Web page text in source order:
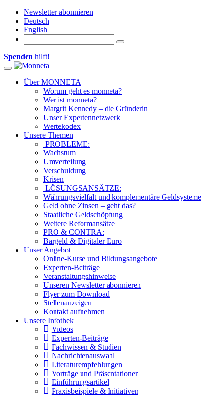
Newsletter abonnieren
Deutsch
English
Spenden hilft!
Toggle navigation
Über MONNETA
Worum geht es monneta?
Wer ist monneta?
Margrit Kennedy – die Gründerin
Unser Expertennetzwerk
Wertekodex
Unsere Themen
PROBLEME:
Wachstum
Umverteilung
Verschuldung
Krisen
LÖSUNGSANSÄTZE:
Währungsvielfalt und komplementäre Geldsysteme
Geld ohne Zinsen – geht das?
Staatliche Geldschöpfung
Weitere Reformansätze
PRO & CONTRA:
Bargeld & Digitaler Euro
Unser Angebot
Online-Kurse und Bildungsangebote
Experten-Beiträge
Veranstaltungshinweise
Unseren Newsletter abonnieren
Flyer zum Download
Stellenanzeigen
Kontakt aufnehmen
Unsere Infothek
Videos
Experten-Beiträge
Fachwissen & Studien
Nachrichtenauswahl
Literaturempfehlungen
Vorträge und Präsentationen
Einführungsartikel
Praxisbeispiele & Initiativen